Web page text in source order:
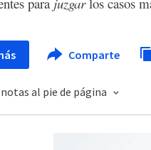
Comparte
al pie de página